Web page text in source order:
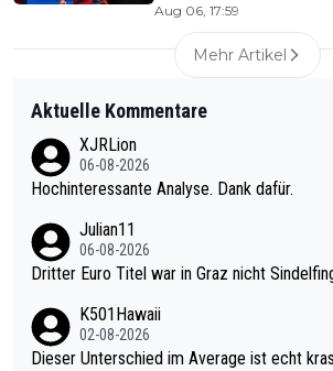
Aug 06, 17:59
Mehr Artikel
Aktuelle Kommentare
XJRLion
06-08-2026
Hochinteressante Analyse. Dank dafür.
Julian11
06-08-2026
Dritter Euro Titel war in Graz nicht
K501Hawaii
02-08-2026
Dieser Unterschied im Average ist echt krass! 111+ ist für